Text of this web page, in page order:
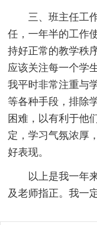
三、班主任工
任，一年半的工作
持好正常的教学秩
应该关注每一个学
我平时非常注重与
等各种手段，排除
困难，以有利于他
定，学习气氛浓厚
好表现。
以上是我一年
及老师指正。我一